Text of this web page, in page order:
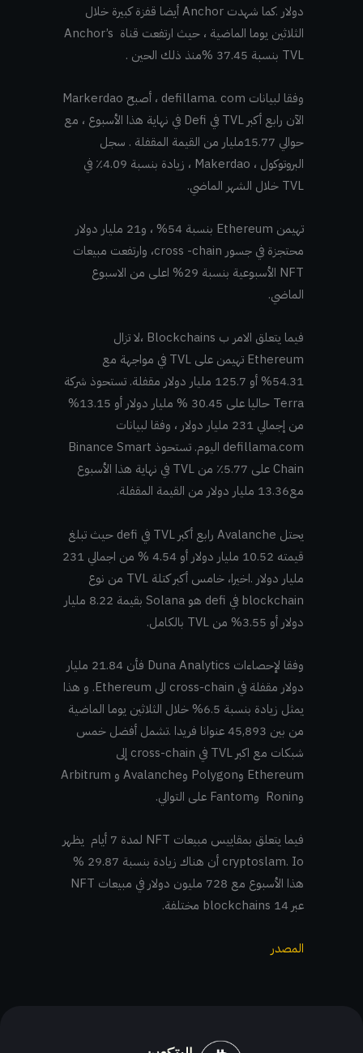
دولار .كما شهدت Anchor أيضا قفزة كبيرة خلال
الثلاثين يوما الماضية ، حيث ارتفعت قناة Anchor ’s
TVL بنسبة 37.45 %منذ ذلك الحين .
وفقا لبيانات defillama. com ، أصبح Markerdao
الآن رابع أكبر TVL في Defi في نهاية هذا الأسبوع ، مع
حوالي 15.77مليار من القيمة المقفلة . سجل
البروتوكول ، Makerdao ، زيادة بنسبة 4.09٪ في
TVL خلال الشهر الماضي.
تهيمن Ethereum بنسبة 54% ، و21 مليار دولار
محتجزة في جسور cross -chain، وارتفعت مبيعات
NFT الأسبوعية بنسبة 29% اعلى من الاسبوع
الماضي.
فيما يتعلق الامر ب Blockchains ،لا تزال
Ethereum تهيمن على TVL في مواجهة مع
54.31% أو 125.7 مليار دولار مقفلة. تستحوذ شركة
Terra حاليا على 30.45 % مليار دولار أو 13.15%
من إجمالي 231 مليار دولار ، وفقا لبيانات
defillama.com اليوم. تستحوذ Binance Smart
Chain على 5.77٪ من TVL في نهاية هذا الأسبوع
مع13.36 مليار دولار من القيمة المقفلة.
يحتل Avalanche رابع أكبر TVL في defi حيث تبلغ
قيمته 10.52 مليار دولار أو 4.54 % من اجمالي 231
مليار دولار .اخيرا، خامس أكبر كتلة TVL من نوع
blockchain في defi هو Solana بقيمة 8.22 مليار
دولار أو 3.55% من TVL بالكامل.
وفقا لإحصاءات Duna Analytics فأن 21.84 مليار
دولار مقفلة في cross-chain الى Ethereum. و هذا
يمثل زيادة بنسبة 6.5% خلال الثلاثين يوما الماضية
من بين 45,893 عنوانا فريدا .تشمل أفضل خمس
شبكات مع اكبر TVL في cross-chain إلى
Ethereum وPolygon وAvalanche و Arbitrum
وRonin وFantom على التوالي.
فيما يتعلق بمقاييس مبيعات NFT لمدة 7 أيام يظهر
cryptoslam. Io أن هناك زيادة بنسبة 29.87 %
هذا الأسبوع مع 728 مليون دولار في مبيعات NFT
عبر 14 blockchains مختلفة.
المصدر